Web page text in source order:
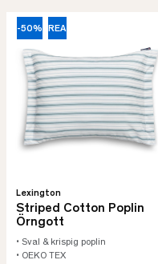
-50% REA
Lexington
Striped Cotton Poplin
Örngott
• Sval & krispig poplin
• OEKO TEX